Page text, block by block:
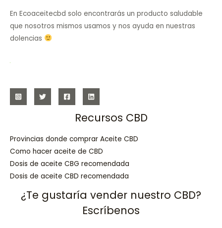
En Ecoaceitecbd solo encontrarás un producto saludable
que nosotros mismos usamos y nos ayuda en nuestras
dolencias
Recursos CBD
Provincias donde comprar Aceite CBD
Como hacer aceite de CBD
Dosis de aceite CBG recomendada
Dosis de aceite CBD recomendada
¿Te gustaría vender nuestro CBD?
Escríbenos